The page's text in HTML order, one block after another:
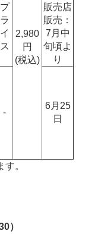
プ
ラ
イ
ス
2,980
円
(税込)
販売店
販売：
7月中
旬頃よ
り
-
6月25
日
。
）